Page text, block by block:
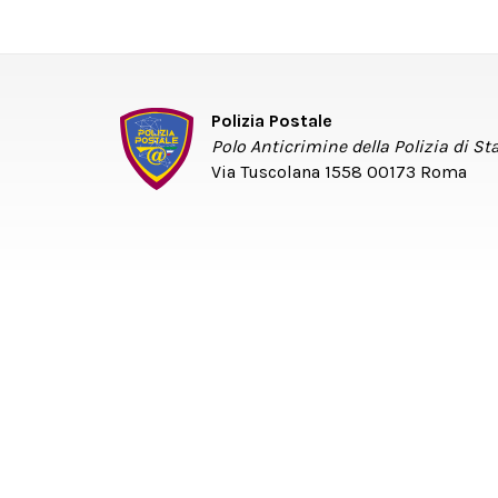
Polizia Postale
Polo Anticrimine della Polizia di
Via Tuscolana 1558 00173 Roma